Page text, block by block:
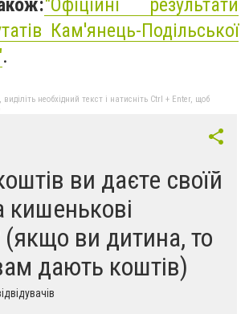
"Офіційні результати
Кам'янець-Подільської
.
необхідний текст і натисніть Ctrl + Enter, щоб
ви даєте своїй
кишенькові
(якщо ви дитина, то
дають коштів)